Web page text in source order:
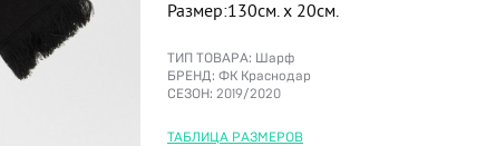
Размер:130см. x 20см.
ТИП ТОВАРА: Шарф
БРЕНД: ФК Краснодар
СЕЗОН: 2019/2020
ТАБЛИЦА РАЗМЕРОВ